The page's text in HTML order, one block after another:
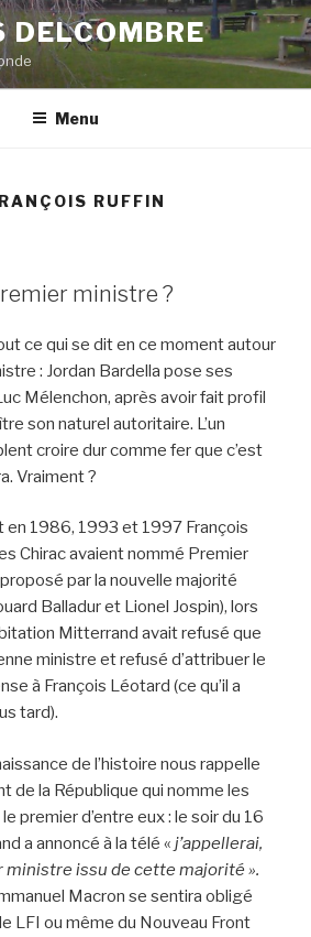
DELCOMBRE
Menu
RUFFIN
ministre ?
ce qui se dit en ce moment autour
: Jordan Bardella pose ses
Mélenchon, après avoir fait profil
son naturel autoritaire. L’un
croire dur comme fer que c’est
Vraiment ?
en 1986, 1993 et 1997 François
Chirac avaient nommé Premier
par la nouvelle majorité
Balladur et Lionel Jospin), lors
Mitterrand avait refusé que
ministre et refusé d’attribuer le
à François Léotard (ce qu’il a
tard).
de l’histoire nous rappelle
de la République qui nomme les
premier d’entre eux : le soir du 16
a annoncé à la télé « j’appellerai,
ministre issu de cette majorité ».
Macron se sentira obligé
LFI ou même du Nouveau Front